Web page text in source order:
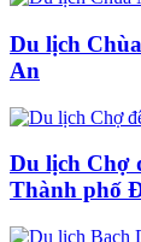
Du lịch
An
Du lịch Chợ
Thành phố